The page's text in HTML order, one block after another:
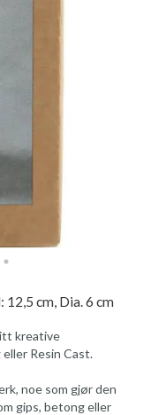
12,5 cm, Dia. 6 cm
kreative
Resin Cast.
noe som gjør den
gips, betong eller